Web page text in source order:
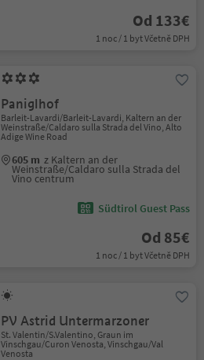
Od 133€
1 noc / 1 byt Včetně DPH
Paniglhof
Barleit-Lavardi/Barleit-Lavardi, Kaltern an der
Weinstraße/Caldaro sulla Strada del Vino, Alto
Adige Wine Road
605 m z Kaltern an der
Weinstraße/Caldaro sulla Strada del
Vino centrum
Südtirol Guest Pass
Od 85€
1 noc / 1 byt Včetně DPH
PV Astrid Untermarzoner
St. Valentin/S.Valentino, Graun im
Vinschgau/Curon Venosta, Vinschgau/Val
Venosta